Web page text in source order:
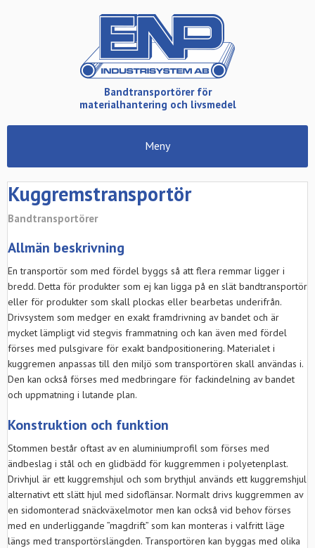
Bandtransportörer för
materialhantering och livsmedel
Meny
Kuggremstransportör
Bandtransportörer
Allmän beskrivning
En transportör som med fördel byggs så att flera remmar ligger i
bredd. Detta för produkter som ej kan ligga på en slät bandtransportör
eller för produkter som skall plockas eller bearbetas underifrån.
Drivsystem som medger en exakt framdrivning av bandet och är
mycket lämpligt vid stegvis frammatning och kan även med fördel
förses med pulsgivare för exakt bandpositionering. Materialet i
kuggremen anpassas till den miljö som transportören skall användas i.
Den kan också förses med medbringare för fackindelning av bandet
och uppmatning i lutande plan.
Konstruktion och funktion
Stommen består oftast av en aluminiumprofil som förses med
ändbeslag i stål och en glidbädd för kuggremmen i polyetenplast.
Drivhjul är ett kuggremshjul och som brythjul används ett kuggremshjul
alternativt ett slätt hjul med sidoflänsar. Normalt drivs kuggremmen av
en sidomonterad snäckväxelmotor men kan också vid behov förses
med en underliggande ”magdrift” som kan monteras i valfritt läge
längs med transportörslängden. Transportören kan byggas med olika